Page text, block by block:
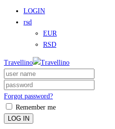
LOGIN
rsd
EUR
RSD
Travellino
Forgot password?
Remember me
LOG IN